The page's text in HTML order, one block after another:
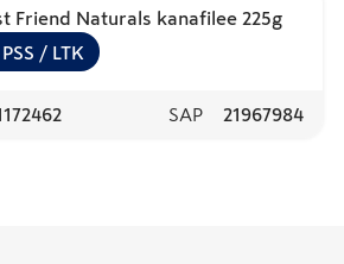
Friend Naturals kanafilee 225g
PSS / LTK
SAP 21967984